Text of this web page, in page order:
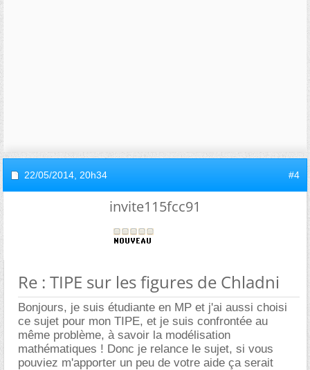
22/05/2014, 20h34 #4
invite115fcc91
Re : TIPE sur les figures de Chladni
Bonjours, je suis étudiante en MP et j'ai aussi choisi
ce sujet pour mon TIPE, et je suis confrontée au
même problème, à savoir la modélisation
mathématiques ! Donc je relance le sujet, si vous
pouviez m'apporter un peu de votre aide ça serait